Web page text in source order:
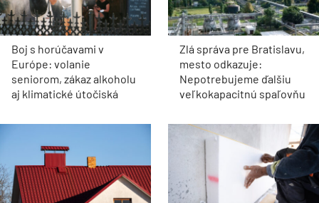
Boj s horúčavami v
Európe: volanie
seniorom, zákaz alkoholu
aj klimatické útočiská
Zlá správa pre Bratislavu,
mesto odkazuje:
Nepotrebujeme ďalšiu
veľkokapacitnú spaľovňu